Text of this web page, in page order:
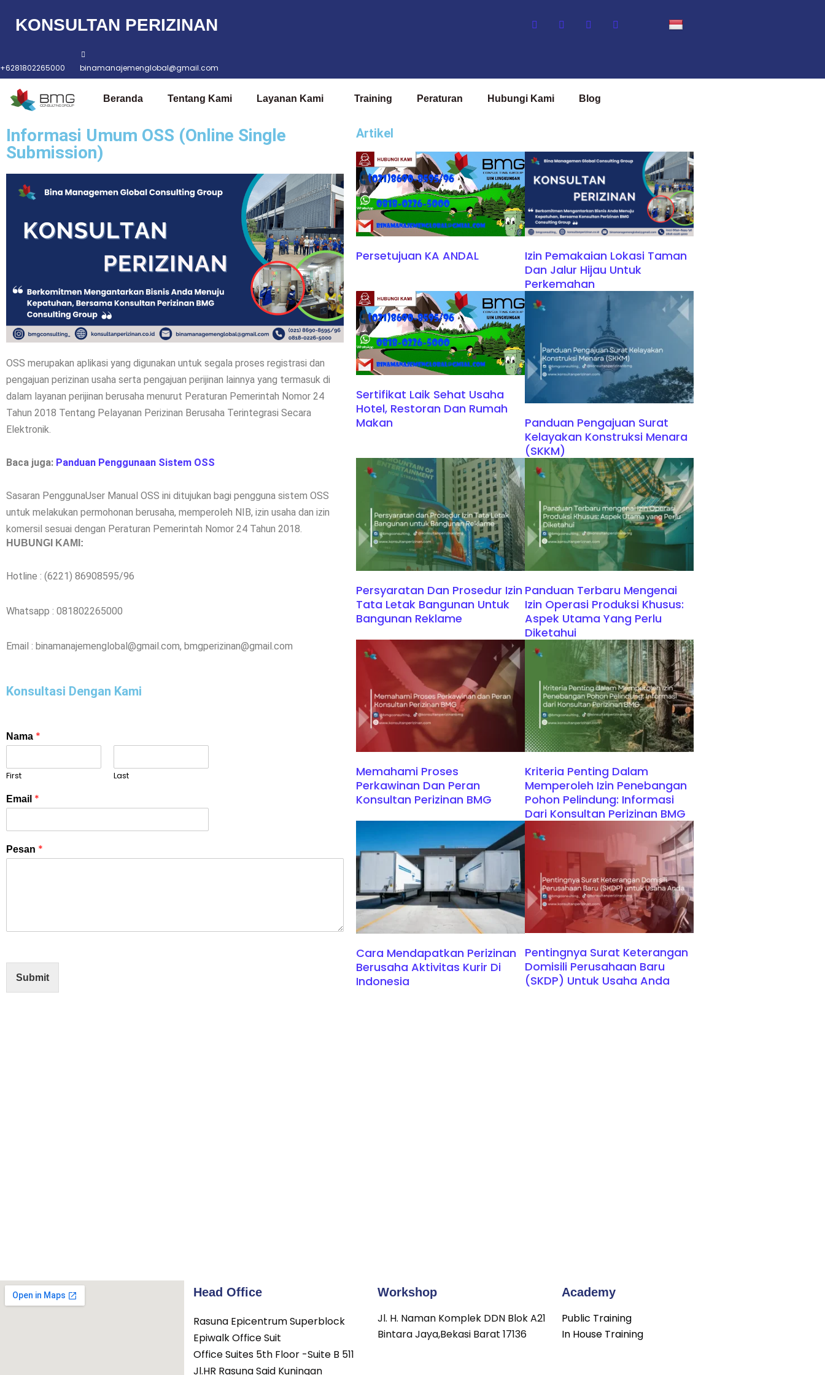
Lompat
konten
KONSULTAN PERIZINAN
+6281802265000 binamanajemenglobal@gmail.com
Beranda Tentang Kami Layanan Kami Training Peraturan Hubungi Kami Blog
Informasi Umum OSS (Online Single
Submission)
OSS merupakan aplikasi yang digunakan untuk segala proses registrasi dan
pengajuan perizinan usaha serta pengajuan perijinan lainnya yang termasuk di
dalam layanan perijinan berusaha menurut Peraturan Pemerintah Nomor 24
Tahun 2018 Tentang Pelayanan Perizinan Berusaha Terintegrasi Secara
Elektronik.
Baca juga: Panduan Penggunaan Sistem OSS
Sasaran PenggunaUser Manual OSS ini ditujukan bagi pengguna sistem OSS
untuk melakukan permohonan berusaha, memperoleh NIB, izin usaha dan izin
komersil sesuai dengan Peraturan Pemerintah Nomor 24 Tahun 2018.
HUBUNGI KAMI:
Hotline : (6221) 86908595/96
Whatsapp : 081802265000
Email : binamanajemenglobal@gmail.com, bmgperizinan@gmail.com
Konsultasi Dengan Kami
Nama *
First Last
Email *
Pesan *
Submit
Artikel
Persetujuan KA ANDAL
Izin Pemakaian Lokasi Taman
Dan Jalur Hijau Untuk
Perkemahan
Sertifikat Laik Sehat Usaha
Hotel, Restoran Dan Rumah
Makan
Panduan Pengajuan Surat
Kelayakan Konstruksi Menara
(SKKM)
Persyaratan Dan Prosedur Izin
Tata Letak Bangunan Untuk
Bangunan Reklame
Panduan Terbaru Mengenai
Izin Operasi Produksi Khusus:
Aspek Utama Yang Perlu
Diketahui
Memahami Proses
Perkawinan Dan Peran
Konsultan Perizinan BMG
Kriteria Penting Dalam
Memperoleh Izin Penebangan
Pohon Pelindung: Informasi
Dari Konsultan Perizinan BMG
Cara Mendapatkan Perizinan
Berusaha Aktivitas Kurir Di
Indonesia
Pentingnya Surat Keterangan
Domisili Perusahaan Baru
(SKDP) Untuk Usaha Anda
Head Office
Rasuna Epicentrum Superblock
Epiwalk Office Suit
Office Suites 5th Floor -Suite B 511
Jl.HR Rasuna Said Kuningan
Workshop
Jl. H. Naman Komplek DDN Blok A21
Bintara Jaya,Bekasi Barat 17136
Academy
Public Training
In House Training